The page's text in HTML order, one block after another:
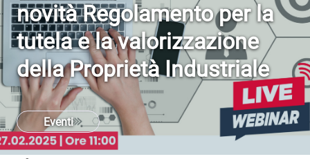
novità Regolamento per la
tutela e la valorizzazione
della Proprietà Industriale
Eventi